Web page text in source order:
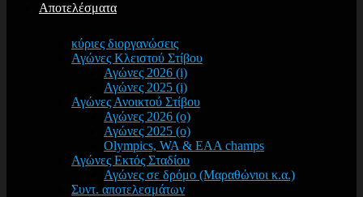
Αποτελέσματα
κύριες διοργανώσεις
Αγώνες Κλειστού Στίβου
Αγώνες 2026 (i)
Αγώνες 2025 (i)
Αγώνες Ανοικτού Στίβου
Αγώνες 2026 (o)
Αγώνες 2025 (o)
Olympics, WA & EAA champs
Αγώνες Εκτός Σταδίου
Αγώνες σε δρόμο (Μαραθώνιοι κ.α.)
Συντ. αποτελεσμάτων